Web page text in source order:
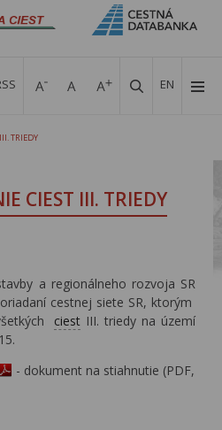
EN
TRIEDY
CIEST III. TRIEDY
a regionálneho rozvoja SR
cestnej siete SR, ktorým
ciest III. triedy na území
- dokument na stiahnutie (PDF,